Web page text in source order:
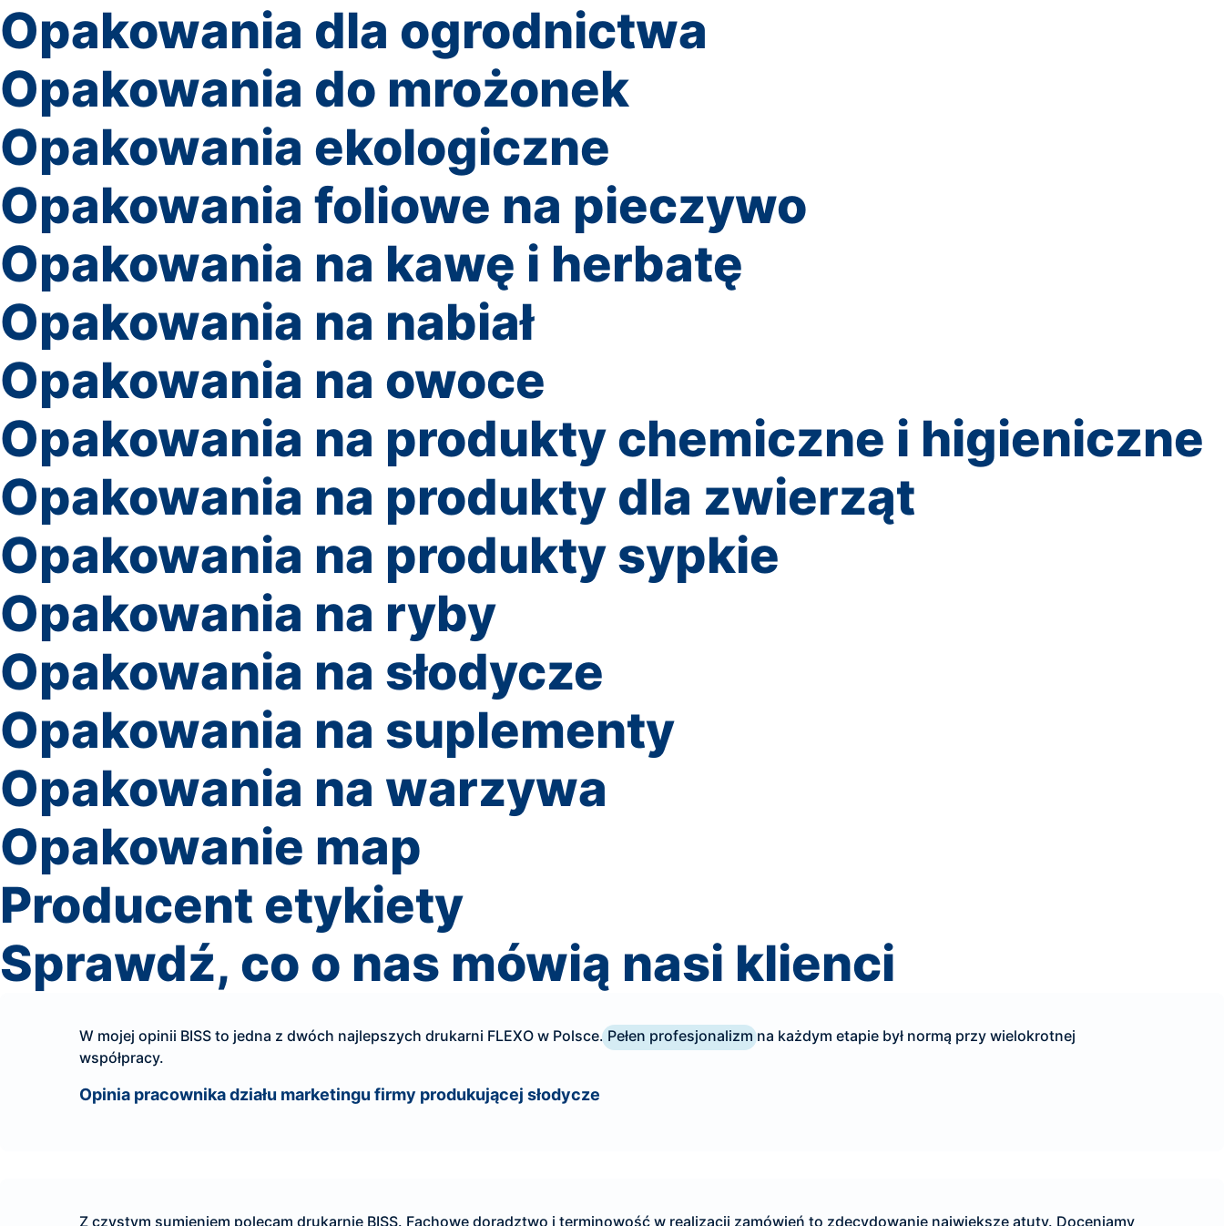
Opakowania dla ogrodnictwa
Opakowania do mrożonek
Opakowania ekologiczne
Opakowania foliowe na pieczywo
Opakowania na kawę i herbatę
Opakowania na nabiał
Opakowania na owoce
Opakowania na produkty chemiczne i higieniczne
Opakowania na produkty dla zwierząt
Opakowania na produkty sypkie
Opakowania na ryby
Opakowania na słodycze
Opakowania na suplementy
Opakowania na warzywa
Opakowanie map
Producent etykiety
Sprawdź, co o nas mówią nasi klienci
W mojej opinii BISS to jedna z dwóch najlepszych drukarni FLEXO w Polsce. Pełen profesjonalizmna każdym etapie był normą przy wielokrotnej
współpracy.
Opinia pracownika działu marketingu firmy produkującej słodycze
Z czystym sumieniem polecam drukarnię BISS. Fachowe doradztwo i terminowość w realizacji zamówień to zdecydowanie największe atuty. Doceniamy